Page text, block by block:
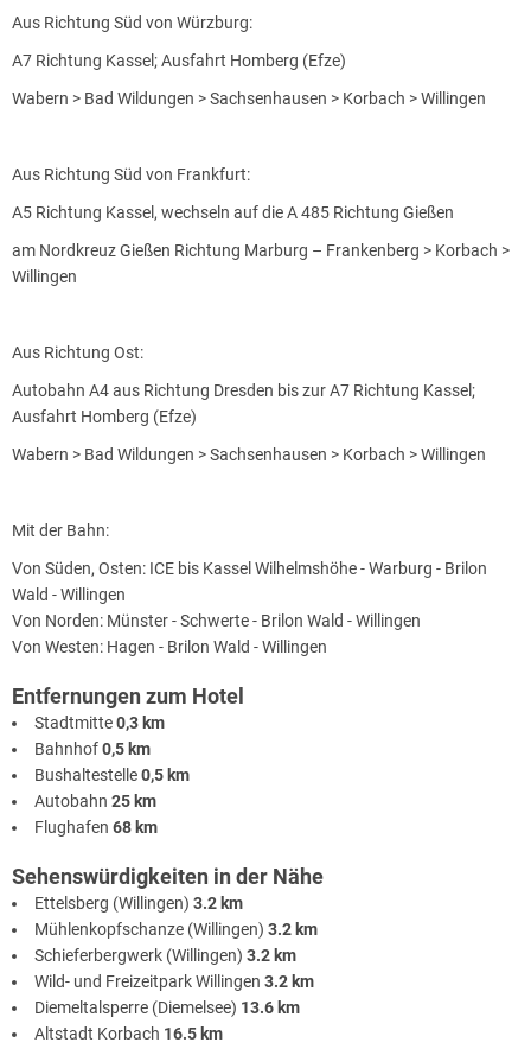
Aus Richtung Süd von Würzburg:
A7 Richtung Kassel; Ausfahrt Homberg (Efze)
Wabern > Bad Wildungen > Sachsenhausen > Korbach > Willingen
Aus Richtung Süd von Frankfurt:
A5 Richtung Kassel, wechseln auf die A 485 Richtung Gießen
am Nordkreuz Gießen Richtung Marburg – Frankenberg > Korbach >
Willingen
Aus Richtung Ost:
Autobahn A4 aus Richtung Dresden bis zur A7 Richtung Kassel;
Ausfahrt Homberg (Efze)
Wabern > Bad Wildungen > Sachsenhausen > Korbach > Willingen
Mit der Bahn:
Von Süden, Osten: ICE bis Kassel Wilhelmshöhe - Warburg - Brilon
Wald - Willingen
Von Norden: Münster - Schwerte - Brilon Wald - Willingen
Von Westen: Hagen - Brilon Wald - Willingen
Entfernungen zum Hotel
Stadtmitte0,3 km
Bahnhof0,5 km
Bushaltestelle0,5 km
Autobahn 25 km
Flughafen 68 km
Sehenswürdigkeiten in der Nähe
Ettelsberg (Willingen) 3.2 km
Mühlenkopfschanze (Willingen) 3.2 km
Schieferbergwerk (Willingen) 3.2 km
Wild- und Freizeitpark Willingen 3.2 km
Diemeltalsperre (Diemelsee) 13.6 km
Altstadt Korbach 16.5 km